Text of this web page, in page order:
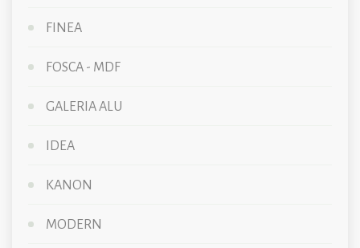
FINEA
FOSCA - MDF
GALERIA ALU
IDEA
KANON
MODERN